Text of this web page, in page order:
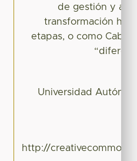
de gestión y
transformación ha
etapas, o como
Universidad
http://